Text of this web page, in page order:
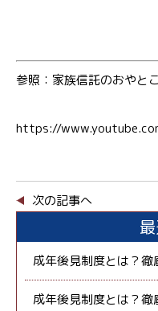
参照：家族信託のおやと
https://
次の記事へ
成年後見制度とは？徹
成年後見制度とは？徹